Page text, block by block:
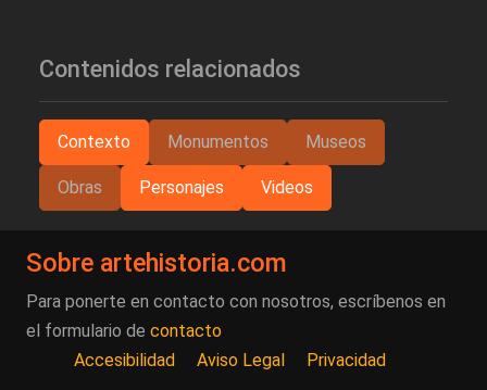
Contenidos relacionados
Contexto Monumentos Museos
Obras Personajes Videos
Sobre artehistoria.com
Para ponerte en contacto con nosotros, escríbenos en
el formulario de contacto
Accesibilidad
Aviso Legal Privacidad